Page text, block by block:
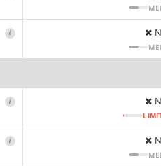
i
i
i